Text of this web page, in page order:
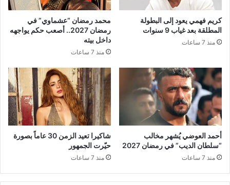
كريم فهمي يعود إلى البطولة
المطلقة بعد غياب 9 سنوات
منذ 7 ساعات
محمد رمضان “عشماوي” في
رمضان 2027.. أصعب حكم يواجهه
داخل بيته
منذ 7 ساعات
أحمد العوضي يُشهر مخالب
“سلطان الديب” في رمضان 2027
منذ 7 ساعات
شاكيرا تعيد الزمن 30 عاماً بصورة
حيّرت الجمهور
منذ 7 ساعات